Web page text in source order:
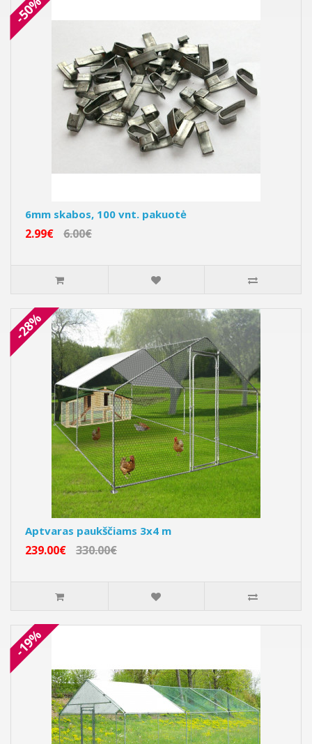
-50%
6mm skabos, 100 vnt. pakuotė
2.99€ 6.00€
-28%
Aptvaras paukščiams 3x4 m
239.00€ 330.00€
-19%